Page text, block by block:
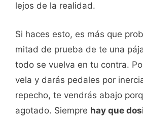
lejos de la realidad.
Si haces esto, es más que
mitad de prueba de te una
todo se vuelva en tu contra.
vela y darás pedales por
repecho, te vendrás abajo
agotado. Siempre hay que